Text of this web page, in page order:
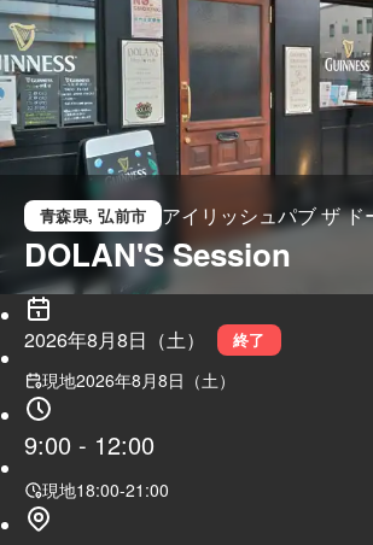
青森県, 弘前市 アイリッシュパブ ザ ド
DOLAN'S Session
2026年8月8日（土） 終了
現地2026年8月8日（土）
9:00 - 12:00
現地18:00-21:00